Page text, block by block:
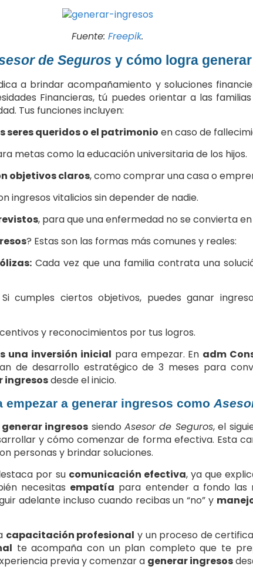
Fuente: Freepik.
de Seguros y cómo logra
a brindar acompañamiento y soluciones
Financieras, tú puedes orientar a las
Tus funciones incluyen:
seres queridos o el patrimonio en caso de
metas como la educación universitaria de los hijos.
objetivos claros, como comprar una casa o
ingresos vitalicios sin depender de nadie.
, para que una enfermedad no se convierta
? Estas son las formas más comunes y reales:
Cada vez que una familia contrata una
Si cumples ciertos objetivos, puedes ganar
y reconocimientos por tus logros.
una inversión inicial para empezar. En adm
de desarrollo estratégico de 3 meses para
ingresosdesde el inicio.
empezar a generar ingresos como
generar ingresos siendo Asesor de Seguros, el
y cómo comenzar de forma efectiva. Esta
personas y brindar soluciones.
por su comunicación efectiva, ya que
necesitas empatía para entender a fondo las
adelante incluso cuando recibas un “no” y
capacitación profesional y un proceso de
te acompaña con un plan completo que te
previa y comenzar a generar ingresos